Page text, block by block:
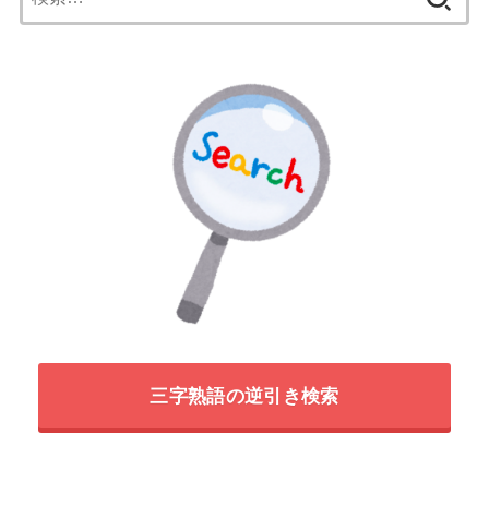
索:
三字熟語の逆引き検索